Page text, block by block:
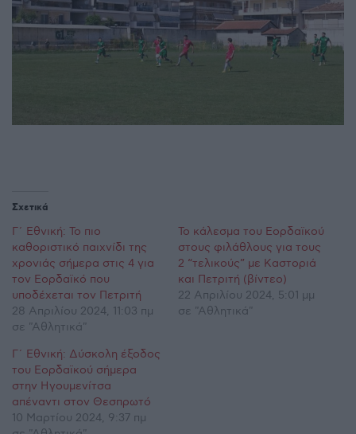
Σχετικά
Γ΄ Εθνική: Το πιο
καθοριστικό παιχνίδι της
χρονιάς σήμερα στις 4 για
τον Εορδαϊκό που
υποδέχεται τον Πετριτή
28 Απριλίου 2024, 11:03 πμ
σε "Αθλητικά"
Το κάλεσμα του Εορδαϊκού
στους φιλάθλους για τους
2 “τελικούς” με Καστοριά
και Πετριτή (βίντεο)
22 Απριλίου 2024, 5:01 μμ
σε "Αθλητικά"
Γ΄ Εθνική: Δύσκολη έξοδος
του Εορδαϊκού σήμερα
στην Ηγουμενίτσα
απέναντι στον Θεσπρωτό
10 Μαρτίου 2024, 9:37 πμ